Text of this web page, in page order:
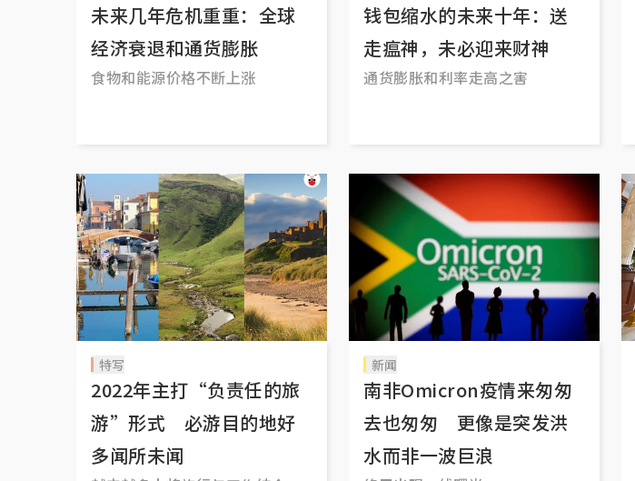
未来几年危机重重：全球
经济衰退和通货膨胀
食物和能源价格不断上涨
钱包缩水的未来十年：送
走瘟神，未必迎来财神
通货膨胀和利率走高之害
特写
2022年主打“负责任的旅
游”形式 必游目的地好
多闻所未闻
新闻
南非Omicron疫情来匆匆
去也匆匆 更像是突发洪
水而非一波巨浪